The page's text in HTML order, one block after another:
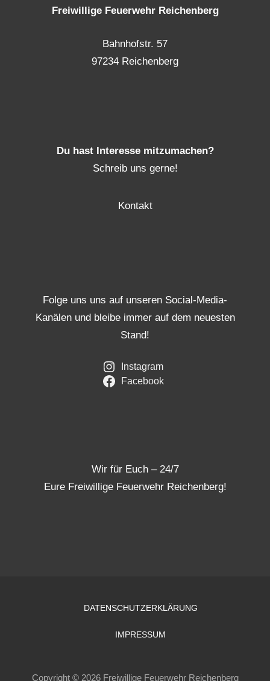
Freiwillige Feuerwehr Reichenberg
Bahnhofstr. 57
97234 Reichenberg
Du hast Interesse mitzumachen?
Schreib uns gerne!
Kontakt
Folge uns uns auf unseren Social-Media-
Kanälen und bleibe immer auf dem neuesten
Stand!
Instagram
Facebook
Wir für Euch – 24/7
Eure Freiwillige Feuerwehr Reichenberg!
DATENSCHUTZERKLÄRUNG
IMPRESSUM
Copyright © 2026 Freiwillige Feuerwehr Reichenberg